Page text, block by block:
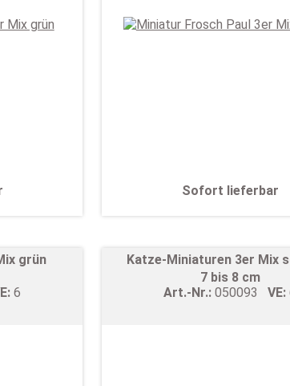
Sofort lieferbar
grün
6
Katze-Miniaturen 3er Mix
7 bis 8 cm
Art.-Nr.:050093VE: